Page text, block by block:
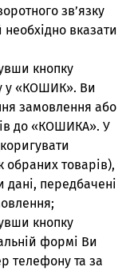
зв’язку
вказати
кнопку
у «КОШИК». Ви
замовлення або
до «КОШИКА». У
обраних товарів),
дані, передбачені
кнопку
формі Ви
телефону та за